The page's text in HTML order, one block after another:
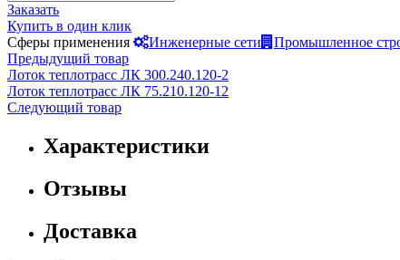
Заказать
Купить в один клик
Сферы применения
Инженерные сети
Промышленное
Предыдущий товар
Лоток теплотрасс ЛК 300.240.120-2
Лоток теплотрасс ЛК 75.210.120-12
Следующий товар
Характеристики
Отзывы
Доставка